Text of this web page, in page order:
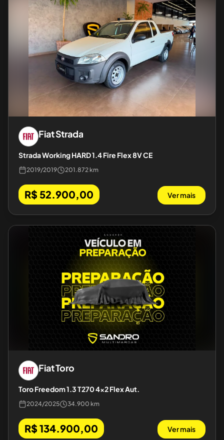
FiatStrada
Strada Working HARD 1.4 Fire Flex 8V CE
2019/2019 201.872 km
R$ 52.900,00 Ver mais
FiatToro
Toro Freedom 1.3 T270 4x2 Flex Aut.
2024/2025 34.900 km
R$ 134.900,00 Ver mais